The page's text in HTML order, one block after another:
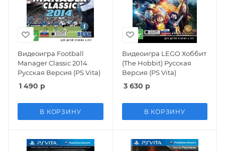
Видеоигра Football
Manager Classic 2014
Русская Версия (PS Vita)
1 490 р
В КОРЗИНУ
Видеоигра LEGO Хоббит
(The Hobbit) Русская
Версия (PS Vita)
3 630 р
В КОРЗИНУ